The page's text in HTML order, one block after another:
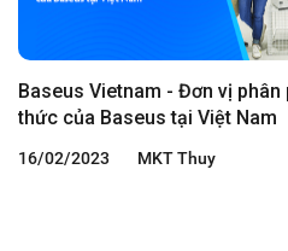
Baseus Vietnam - Đơn vị phân
thức của Baseus tại Việt Nam
16/02/2023 MKT Thuy